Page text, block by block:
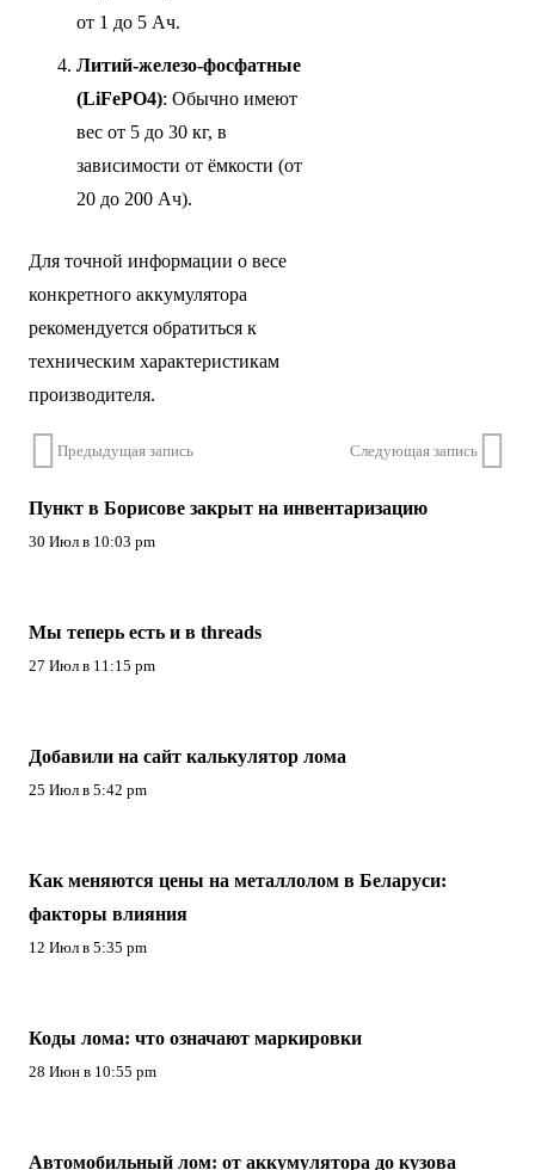
от 1 до 5 Ач.
Литий-железо-фосфатные
(LiFePO4): Обычно имеют
вес от 5 до 30 кг, в
зависимости от ёмкости (от
20 до 200 Ач).
Для точной информации о весе
конкретного аккумулятора
рекомендуется обратиться к
техническим характеристикам
производителя.
Предыдущая запись Следующая запись
Пункт в Борисове закрыт на инвентаризацию
30 Июл в 10:03 pm
Мы теперь есть и в threads
27 Июл в 11:15 pm
Добавили на сайт калькулятор лома
25 Июл в 5:42 pm
Как меняются цены на металлолом в Беларуси:
факторы влияния
12 Июл в 5:35 pm
Коды лома: что означают маркировки
28 Июн в 10:55 pm
Автомобильный лом: от аккумулятора до кузова